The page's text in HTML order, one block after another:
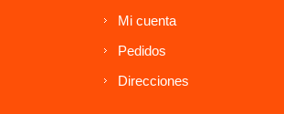
Mi cuenta
Pedidos
Direcciones